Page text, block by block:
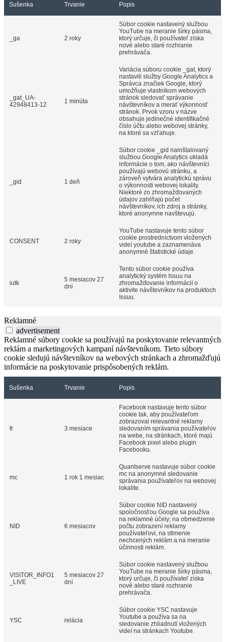
Sušenka Trvanie Popis
_ga 2 roky
Súbor cookie nastavený službou
YouTube na meranie šírky pásma,
ktorý určuje, či používateľ získa
nové alebo staré rozhranie
prehrávača.
_gat_UA-
42948413-12
1 minúta
Variácia súboru cookie _gat, ktorý
nastavili služby Google Analytics a
Správca značiek Google, ktorý
umožňuje vlastníkom webových
stránok sledovať správanie
návštevníkov a merať výkonnosť
stránok. Prvok vzoru v názve
obsahuje jedinečné identifikačné
číslo účtu alebo webovej stránky,
na ktoré sa vzťahuje.
_gid 1 deň
Súbor cookie _gid nainštalovaný
službou Google Analytics ukladá
informácie o tom, ako návštevníci
používajú webovú stránku, a
zároveň vytvára analytickú správu
o výkonnosti webovej lokality.
Niektoré zo zhromažďovaných
údajov zahŕňajú počet
návštevníkov, ich zdroj a stránky,
ktoré anonymne navštevujú.
CONSENT 2 roky
YouTube nastavuje tento súbor
cookie prostredníctvom vložených
videí youtube a zaznamenáva
anonymné štatistické údaje.
iutk
5 mesiacov 27
dni
Tento súbor cookie používa
analytický systém Issuu na
zhromažďovanie informácií o
aktivite návštevníkov na produktoch
Issuu.
Reklamné
advertisement
Reklamné súbory cookie sa používajú na poskytovanie relevantných
reklám a marketingových kampaní návštevníkom. Tieto súbory
cookie sledujú návštevníkov na webových stránkach a zhromažďujú
informácie na poskytovanie prispôsobených reklám.
Sušenka Trvanie Popis
fr 3 mesiace
Facebook nastavuje tento súbor
cookie tak, aby používateľom
zobrazoval relevantné reklamy
sledovaním správania používateľov
na webe, na stránkach, ktoré majú
Facebook pixel alebo plugin
Facebooku.
mc 1 rok 1 mesiac
Quantserve nastavuje súbor cookie
mc na anonymné sledovanie
správania používateľov na webovej
lokalite.
NID 6 mesiacov
Súbor cookie NID nastavený
spoločnosťou Google sa používa
na reklamné účely; na obmedzenie
počtu zobrazení reklamy
používateľovi, na stlmenie
nechcených reklám a na meranie
účinnosti reklám.
VISITOR_INFO1
_LIVE
5 mesiacov 27
dní
Súbor cookie nastavený službou
YouTube na meranie šírky pásma,
ktorý určuje, či používateľ získa
nové alebo staré rozhranie
prehrávača.
YSC relácia
Súbor cookie YSC nastavuje
Youtube a používa sa na
sledovanie zhliadnutí vložených
videí na stránkach Youtube.